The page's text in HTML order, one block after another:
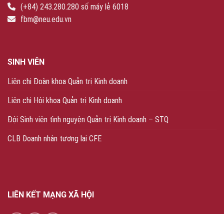
(+84) 243.280.280 số máy lẻ 6018
fbm@neu.edu.vn
SINH VIÊN
Liên chi Đoàn khoa Quản trị Kinh doanh
Liên chi Hội khoa Quản trị Kinh doanh
Đội Sinh viên tình nguyện Quản trị Kinh doanh – STQ
CLB Doanh nhân tương lai CFE
LIÊN KẾT MẠNG XÃ HỘI